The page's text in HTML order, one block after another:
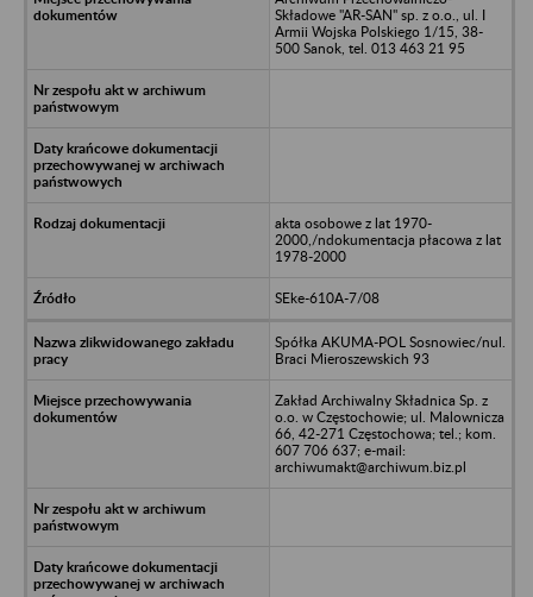
Składowe "AR-SAN" sp. z o.o., ul. I
Armii Wojska Polskiego 1/15, 38-
500 Sanok, tel. 013 463 21 95
akta osobowe z lat 1970-
2000,/ndokumentacja płacowa z lat
1978-2000
SEke-610A-7/08
Spółka AKUMA-POL Sosnowiec/nul.
Braci Mieroszewskich 93
Zakład Archiwalny Składnica Sp. z
o.o. w Częstochowie; ul. Malownicza
66, 42-271 Częstochowa; tel.; kom.
607 706 637; e-mail:
archiwumakt@archiwum.biz.pl